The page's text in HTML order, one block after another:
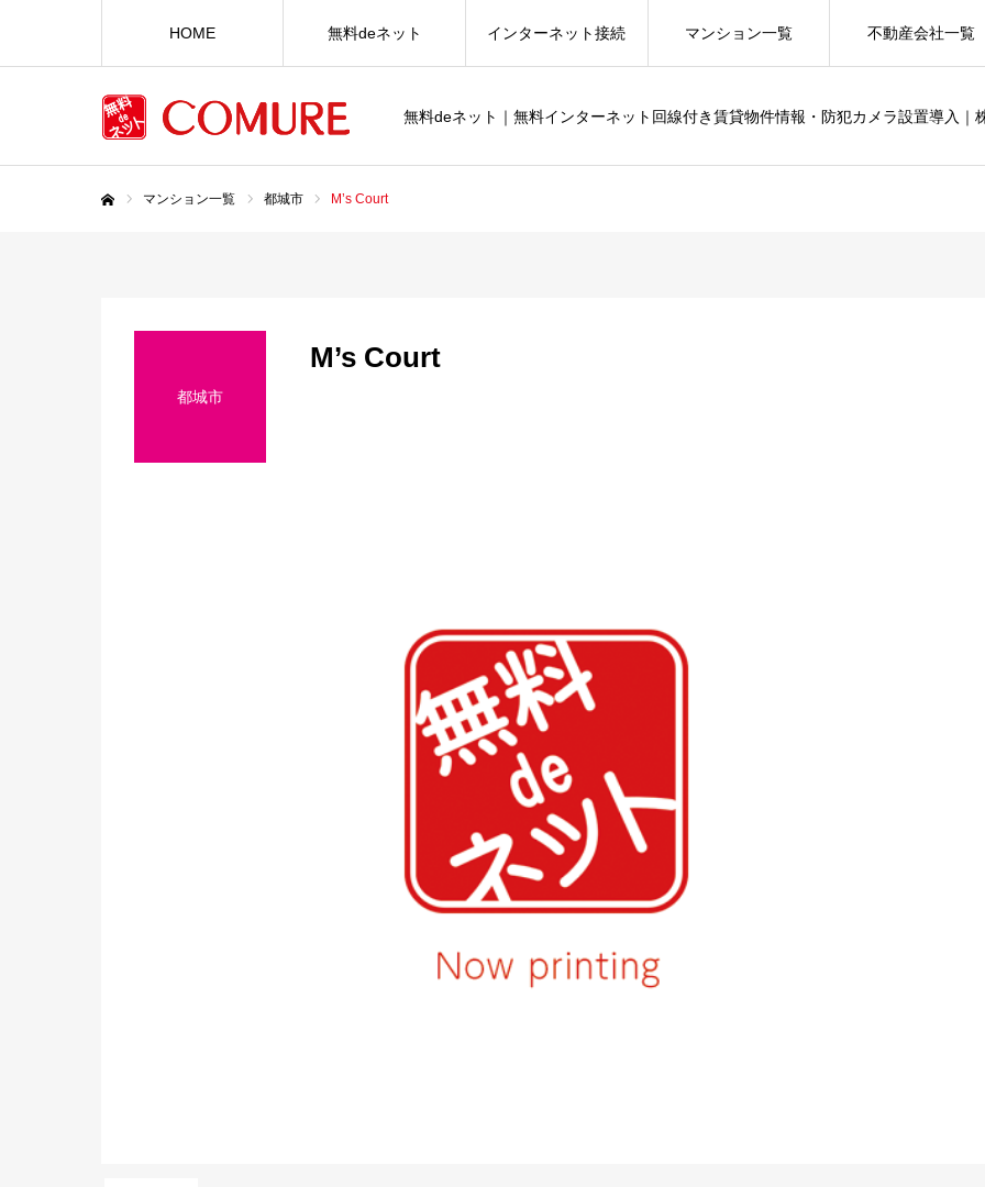
無料deネット｜無料インターネット回線付き賃貸物件情報・防犯カメラ設置導入｜
HOME 無料deネット インターネット接続 マンション一覧 不動産会社一覧
マンション一覧 都城市 M’s Court
都城市
M’s Court